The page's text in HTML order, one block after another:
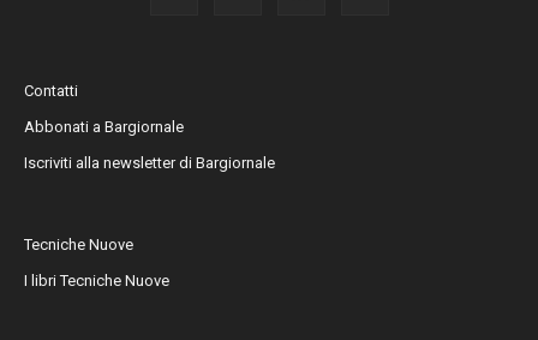
Contatti
Abbonati a Bargiornale
Iscriviti alla newsletter di Bargiornale
Tecniche Nuove
I libri Tecniche Nuove